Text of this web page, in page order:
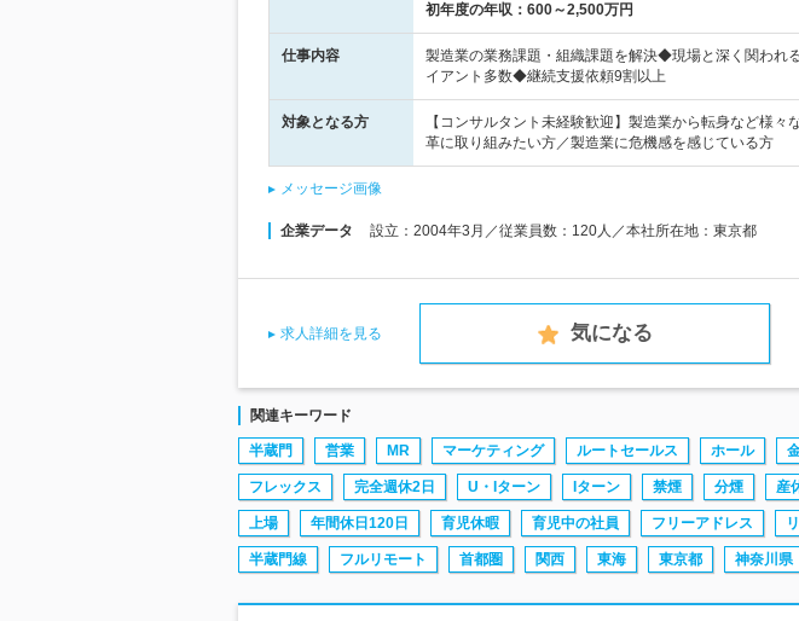
初年度の年収： 600～2,500万円
仕事内容
製造業の業務課題・組織課題を解決◆現場と深く関われ
イアント多数◆継続支援依頼9割以上
対象となる方
【コンサルタント未経験歓迎】製造業から転身など様
革に取り組みたい方／製造業に危機感を感じている方
メッセージ画像
企業データ 設立：2004年3月／従業員数：120人／本社所在地：東京都
求人詳細を見る 気になる
関連キーワード
半蔵門 営業 MR マーケティング ルートセールス ホール
フレックス 完全週休2日 U・Iターン Iターン 禁煙 分煙 産
上場 年間休日120日 育児休暇 育児中の社員 フリーアドレス
半蔵門線 フルリモート 首都圏 関西 東海 東京都 神奈川県